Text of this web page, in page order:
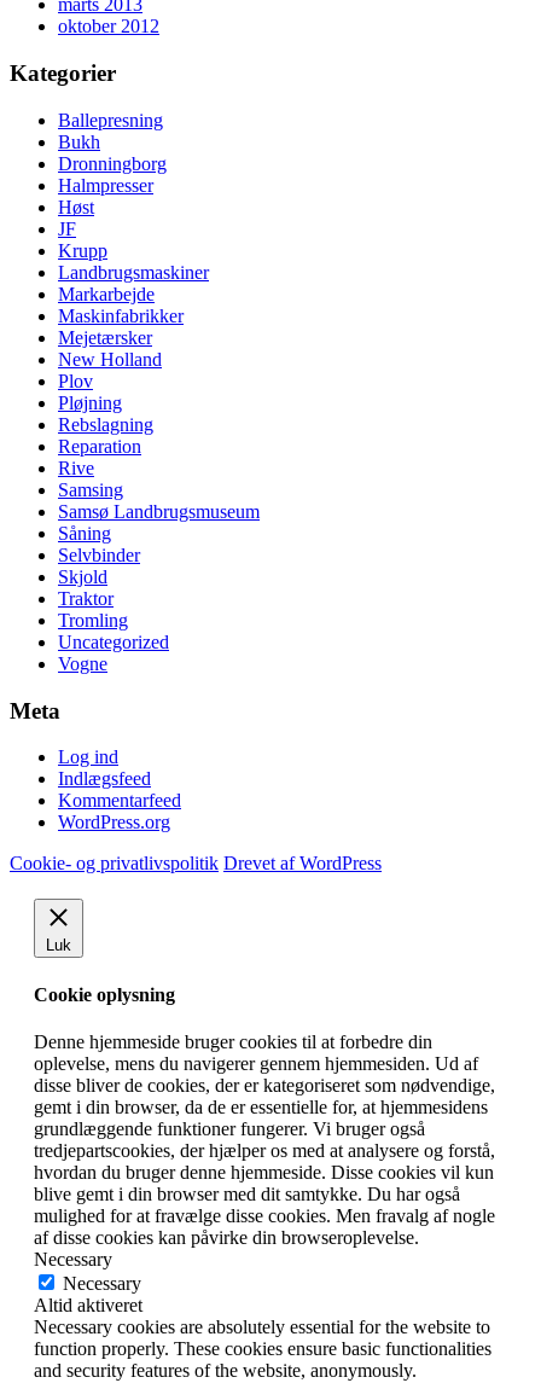
marts 2013
oktober 2012
Kategorier
Ballepresning
Bukh
Dronningborg
Halmpresser
Høst
JF
Krupp
Landbrugsmaskiner
Markarbejde
Maskinfabrikker
Mejetærsker
New Holland
Plov
Pløjning
Rebslagning
Reparation
Rive
Samsing
Samsø Landbrugsmuseum
Såning
Selvbinder
Skjold
Traktor
Tromling
Uncategorized
Vogne
Meta
Log ind
Indlægsfeed
Kommentarfeed
WordPress.org
Cookie- og privatlivspolitik Drevet af WordPress
Luk
Cookie oplysning
Denne hjemmeside bruger cookies til at forbedre din
oplevelse, mens du navigerer gennem hjemmesiden. Ud af
disse bliver de cookies, der er kategoriseret som nødvendige,
gemt i din browser, da de er essentielle for, at hjemmesidens
grundlæggende funktioner fungerer. Vi bruger også
tredjepartscookies, der hjælper os med at analysere og forstå,
hvordan du bruger denne hjemmeside. Disse cookies vil kun
blive gemt i din browser med dit samtykke. Du har også
mulighed for at fravælge disse cookies. Men fravalg af nogle
af disse cookies kan påvirke din browseroplevelse.
Necessary
Necessary
Altid aktiveret
Necessary cookies are absolutely essential for the website to
function properly. These cookies ensure basic functionalities
and security features of the website, anonymously.